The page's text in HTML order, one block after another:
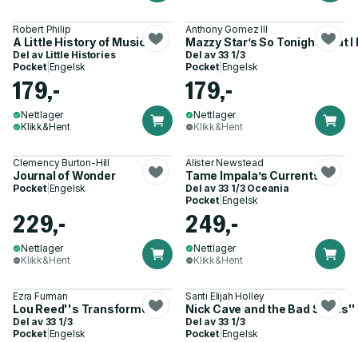
Robert Philip
A Little History of Music
Del av Little Histories
Pocket| Engelsk
179,-
Nettlager
Klikk&Hent
Anthony Gomez III
Mazzy Star’s So Tonight That I
Del av 33 1/3
Pocket| Engelsk
179,-
Nettlager
Klikk&Hent
Clemency Burton-Hill
Journal of Wonder
Pocket| Engelsk
229,-
Nettlager
Klikk&Hent
Alister Newstead
Tame Impala’s Currents
Del av 33 1/3 Oceania
Pocket| Engelsk
249,-
Nettlager
Klikk&Hent
Ezra Furman
Lou Reed''s Transformer
Del av 33 1/3
Pocket| Engelsk
Santi Elijah Holley
Nick Cave and the Bad
Del av 33 1/3
Pocket| Engelsk